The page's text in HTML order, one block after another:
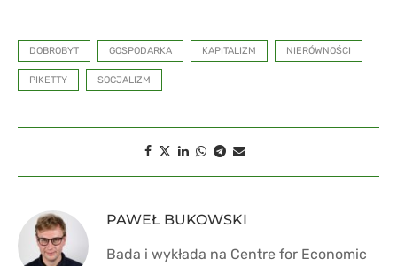
DOBROBYT GOSPODARKA KAPITALIZM NIERÓWNOŚCI
PIKETTY SOCJALIZM
PAWEŁ BUKOWSKI
Bada i wykłada na Centre for Economic